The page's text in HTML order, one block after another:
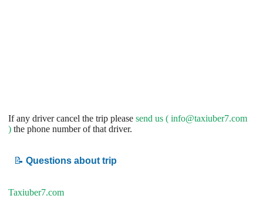
If any driver cancel the trip please send us ( info@taxiuber7.com
) the phone number of that driver.
📝 Questions about trip
Taxiuber7.com